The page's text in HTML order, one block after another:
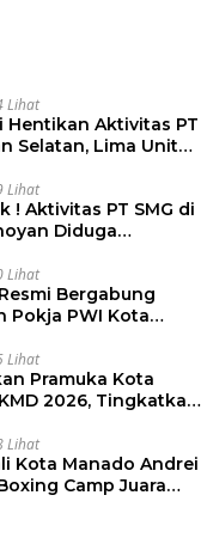
Lihat
Hentikan Aktivitas PT
Selatan, Lima Unit
Lihat
! Aktivitas PT SMG di
Diduga
Lihat
Bergabung
Pokja PWI Kota
Lihat
Pramuka Kota
2026, Tingkatkan
Lihat
Kota Manado Andrei
Camp Juara